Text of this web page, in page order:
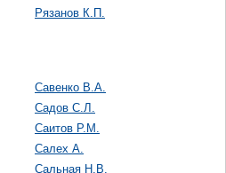
Рязанов К.П.
Савенко В.А.
Садов С.Л.
Саитов Р.М.
Салех А.
Сальная Н.В.